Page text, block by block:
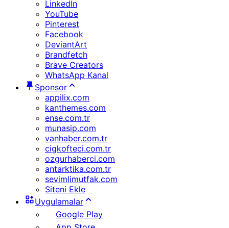
LinkedIn
YouTube
Pinterest
Facebook
DeviantArt
Brandfetch
Brave Creators
WhatsApp Kanal
Sponsor
appilix.com
kanthemes.com
ense.com.tr
munasip.com
vanhaber.com.tr
cigkofteci.com.tr
ozgurhaberci.com
antarktika.com.tr
sevimlimutfak.com
Siteni Ekle
Uygulamalar
Google Play